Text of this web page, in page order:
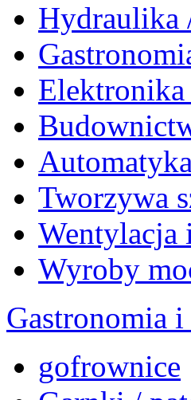
Hydraulika
Tworzywa
Wentylacja
Wyroby
Gastronomia
gofrownice